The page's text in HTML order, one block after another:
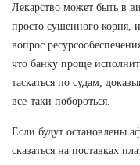
Лекарство может быть в
просто сушенного корня,
вопрос
что банку проще
таскаться по судам,
все-таки побороться.
Если будут остановлены
сказаться на поставках